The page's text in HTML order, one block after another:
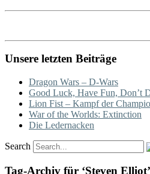
Unsere letzten Beiträge
Dragon Wars – D-Wars
Good Luck, Have Fun, Don’t
Lion Fist – Kampf der
War of the Worlds: Extinction
Die Ledernacken
Search
Tag-Archiv für ‘Steven Elliot’